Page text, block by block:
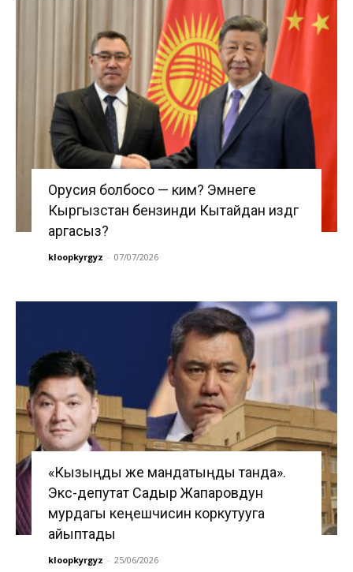
Орусия болбосо — ким? Эмнеге
Кыргызстан бензинди Кытайдан издөөгө
аргасыз?
kloopkyrgyz - 07/07/2026
«Кызыңды же мандатыңды танда».
Экс-депутат Садыр Жапаровдун
мурдагы кеңешчисин коркутууга
айыптады
kloopkyrgyz - 25/06/2026